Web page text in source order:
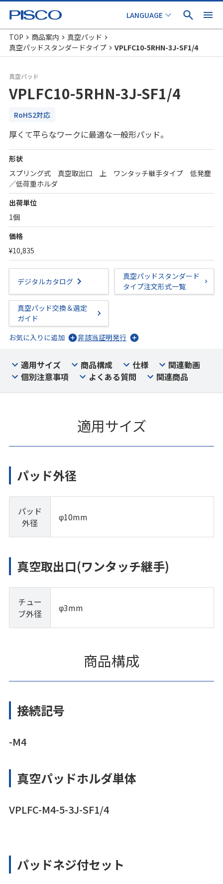
TOP 商品案内
真空パッド
真空パッドスタンダードタイプ
VPLFC10-5RHN-3J-SF1/4
真空パッド
VPLFC10-5RHN-3J-SF1/4
RoHS2対応
厚くて平らなワークに最適な一般形パッド。
形状
スプリング式 真空取出口 上 ワンタッチ継手タイプ 低発塵
／低荷重ホルダ
出荷単位
1個
価格
¥10,835
デジタルカタログ
真空パッドスタンダード
タイプ注文形式一覧
真空パッド交換＆選定
ガイド
お気に入りに追加
非該当証明発行
適用サイズ 商品構成 仕様
関連動画
個別注意事項
よくある質問 関連商品
適用サイズ
パッド外径
パッド
外径
φ10mm
真空取出口(ワンタッチ継手)
チュー
ブ外径
φ3mm
商品構成
接続記号
-M4
真空パッドホルダ単体
VPLFC-M4-5-3J-SF1/4
パッドネジ付セット